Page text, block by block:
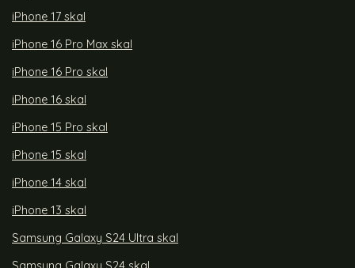
iPhone 17 skal
iPhone 16 Pro Max skal
iPhone 16 Pro skal
iPhone 16 skal
iPhone 15 Pro skal
iPhone 15 skal
iPhone 14 skal
iPhone 13 skal
Samsung Galaxy S24 Ultra skal